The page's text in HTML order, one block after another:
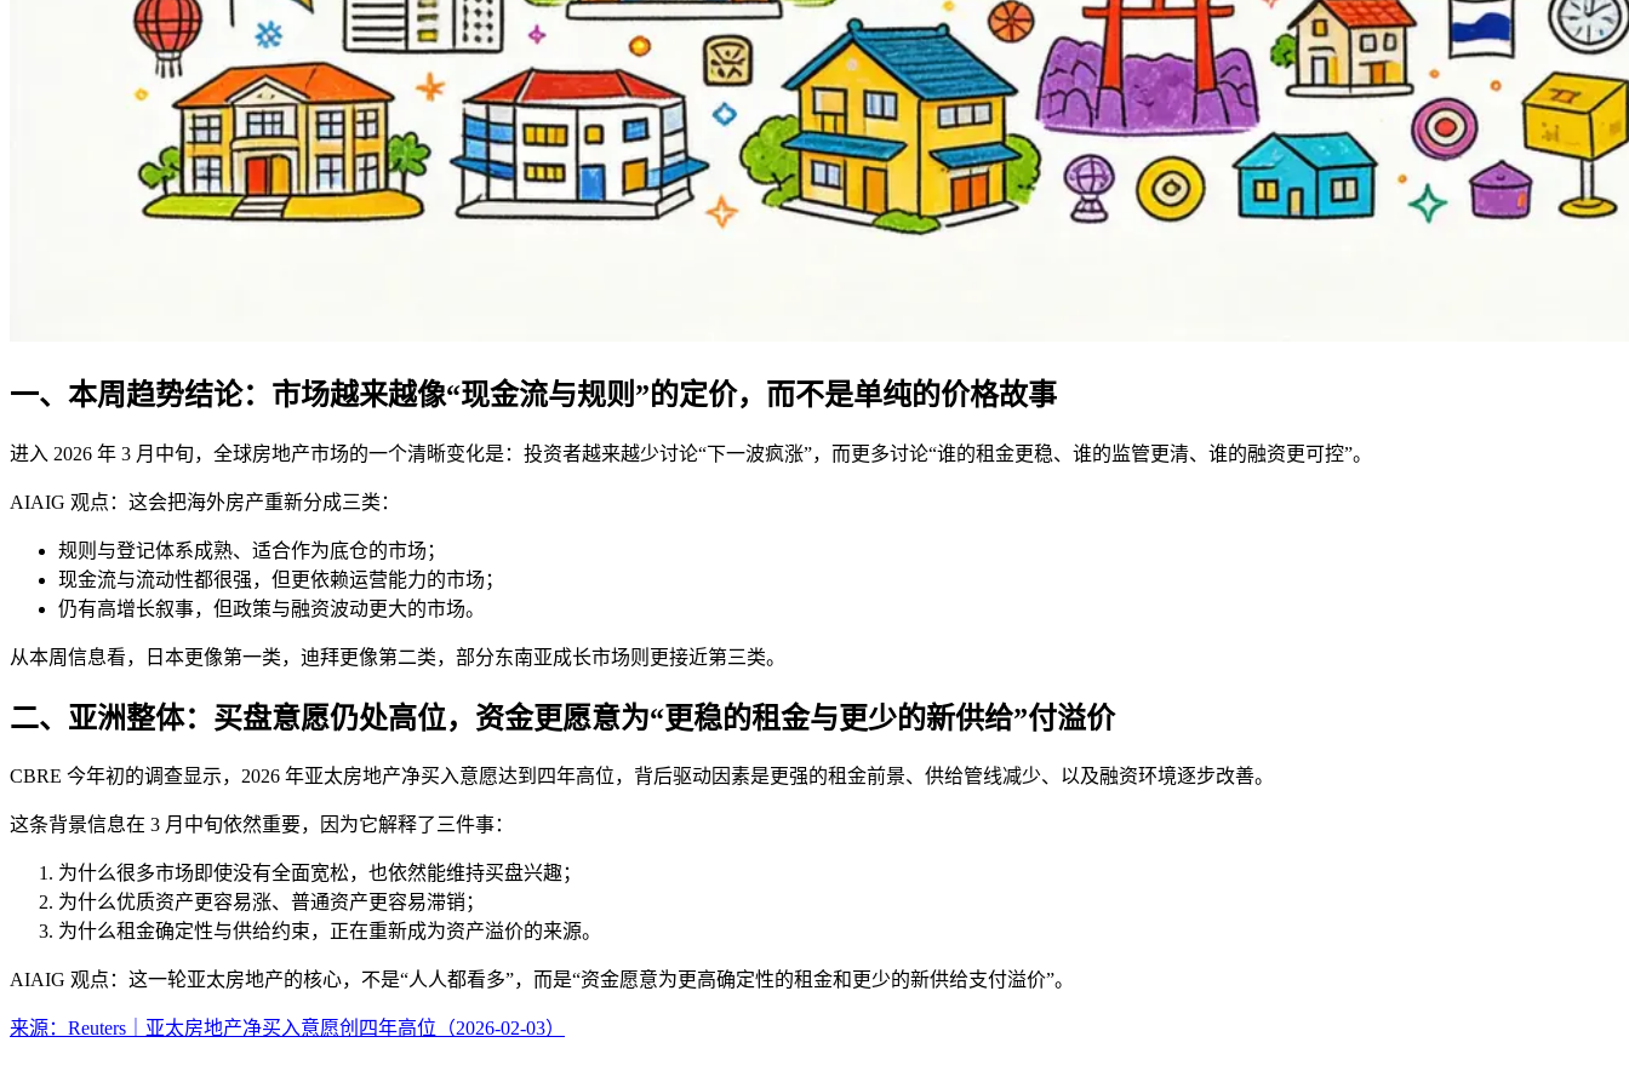
一、本周趋势结论：市场越来越像“现金流与规则”的定价，而不是单纯的价格故事
进入 2026 年 3 月中旬，全球房地产市场的一个清晰变化是：投资者越来越少讨论“下一波疯涨”，而更多讨论“谁的租金更稳、谁的监管更清、谁的融资更可控”。
AIAIG 观点：这会把海外房产重新分成三类：
规则与登记体系成熟、适合作为底仓的市场；
现金流与流动性都很强，但更依赖运营能力的市场；
仍有高增长叙事，但政策与融资波动更大的市场。
从本周信息看，日本更像第一类，迪拜更像第二类，部分东南亚成长市场则更接近第三类。
二、亚洲整体：买盘意愿仍处高位，资金更愿意为“更稳的租金与更少的新供给”付溢价
CBRE 今年初的调查显示，2026 年亚太房地产净买入意愿达到四年高位，背后驱动因素是更强的租金前景、供给管线减少、以及融资环境逐步改善。
这条背景信息在 3 月中旬依然重要，因为它解释了三件事：
为什么很多市场即使没有全面宽松，也依然能维持买盘兴趣；
为什么优质资产更容易涨、普通资产更容易滞销；
为什么租金确定性与供给约束，正在重新成为资产溢价的来源。
AIAIG 观点：这一轮亚太房地产的核心，不是“人人都看多”，而是“资金愿意为更高确定性的租金和更少的新供给支付溢价”。
来源：Reuters｜亚太房地产净买入意愿创四年高位（2026-02-03）